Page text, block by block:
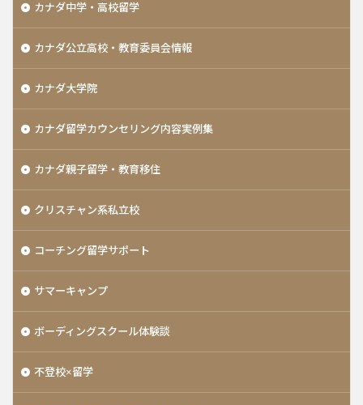
カナダ中学・高校留学
カナダ公立高校・教育委員会情報
カナダ大学院
カナダ留学カウンセリング内容実例集
カナダ親子留学・教育移住
クリスチャン系私立校
コーチング留学サポート
サマーキャンプ
ボーディングスクール体験談
不登校×留学